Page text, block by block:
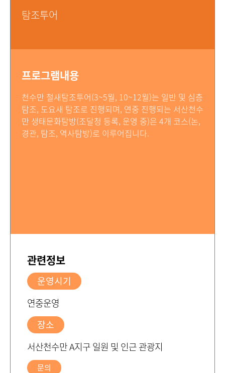
탐조투어
프로그램내용
천수만 철새탐조투어(3~5월, 10~12월)는 일반 및 심층
탐조, 도요새 탐조로 진행되며, 연중 진행되는 서산천수
만 생태문화탐방(조달청 등록, 운영 중)은 4개 코스(논,
경관, 탐조, 역사탐방)로 이루어집니다.
관련정보
운영시기
연중운영
장소
서산천수만 A지구 일원 및 인근 관광지
문의